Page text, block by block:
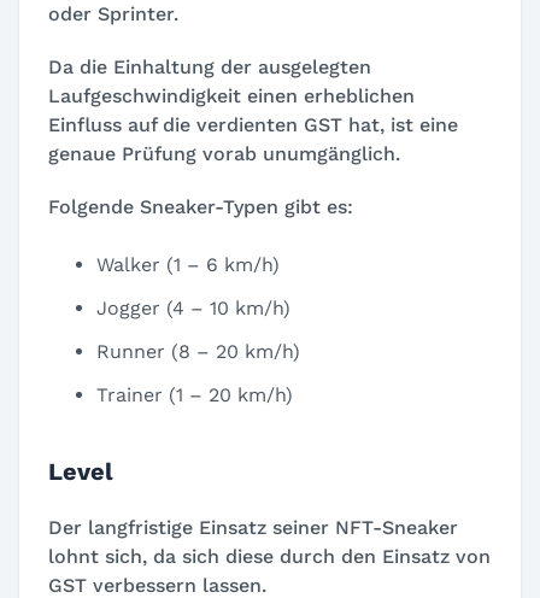
oder Sprinter.
Da die Einhaltung der ausgelegten
Laufgeschwindigkeit einen erheblichen
Einfluss auf die verdienten GST hat, ist eine
genaue Prüfung vorab unumgänglich.
Folgende Sneaker-Typen gibt es:
Walker (1 – 6 km/h)
Jogger (4 – 10 km/h)
Runner (8 – 20 km/h)
Trainer (1 – 20 km/h)
Level
Der langfristige Einsatz seiner NFT-Sneaker
lohnt sich, da sich diese durch den Einsatz von
GST verbessern lassen.